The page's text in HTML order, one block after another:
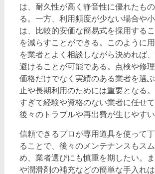
は、耐久性が高く静音性に優れたも
る。一方、利用頻度が少ない場合や
は、比較的安価な簡易式を採用する
を減らすことができる。このように
を業者とよく相談しながら決めれば
避けることが可能である。点検や修理
価格だけでなく実績のある業者を選
止や長期利用のためには重要となる
すぎて経験や資格のない業者に任せて
後々のトラブルや再出費が生じやすい
信頼できるプロが専用道具を使って
ることで、後々のメンテナンスもス
め、業者選びにも慎重を期したい。
や潤滑剤の補充などの簡単な手入れ